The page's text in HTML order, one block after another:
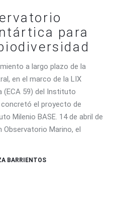
para
a largo plazo de la
en el marco de la LIX
(ECA 59) del Instituto
el proyecto de
Milenio BASE. 14 de abril de
Observatorio Marino, el
BARRIENTOS